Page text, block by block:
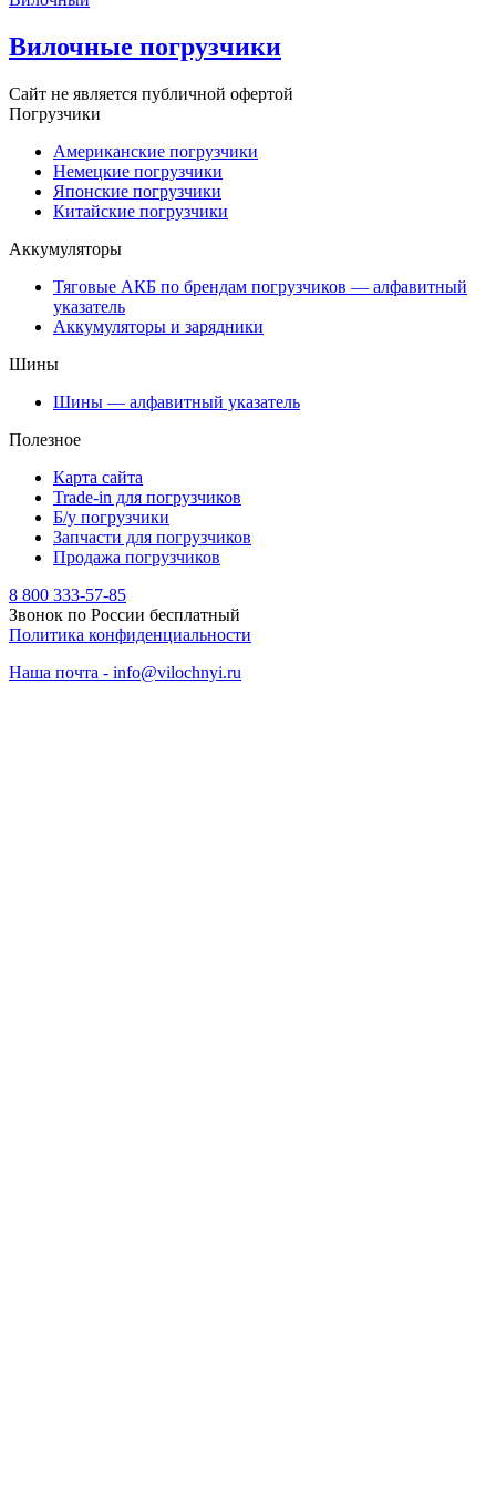
Вилочные погрузчики
Сайт не является публичной офертой
Погрузчики
Американские погрузчики
Немецкие погрузчики
Японские погрузчики
Китайские погрузчики
Аккумуляторы
Тяговые АКБ по брендам погрузчиков — алфавитный
указатель
Аккумуляторы и зарядники
Шины
Шины — алфавитный указатель
Полезное
Карта сайта
Trade-in для погрузчиков
Б/у погрузчики
Запчасти для погрузчиков
Продажа погрузчиков
8 800 333-57-85
Звонок по России бесплатный
Политика конфиденциальности
Наша почта - info@vilochnyi.ru